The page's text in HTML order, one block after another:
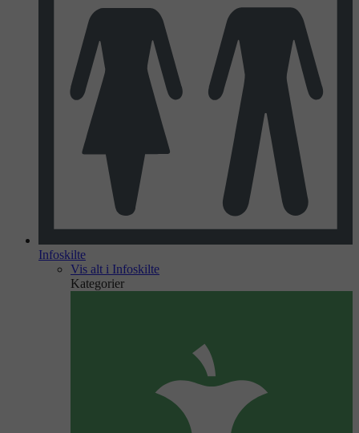
Infoskilte
Vis alt i Infoskilte
Kategorier